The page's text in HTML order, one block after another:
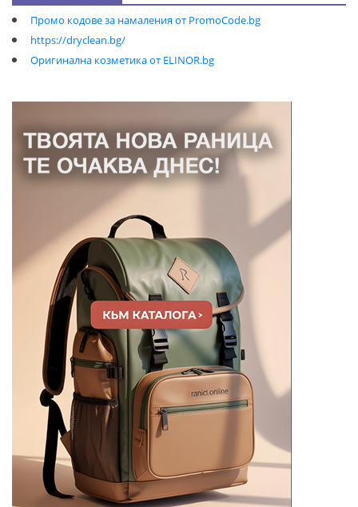
Промо кодове за намаления от PromoCode.bg
https://dryclean.bg/
Оригинална козметика от ELINOR.bg